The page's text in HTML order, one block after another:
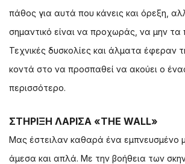
πάθος για αυτά που κάνεις και όρεξη,
σημαντικό είναι να προχωράς, να μην
Τεχνικές δυσκολίες και άλματα έφεραν
κοντά στο να προσπαθεί να ακούει ο
περισσότερο.
ΣΤΗΡΙΞΗ ΛΑΡΙΣΑ «THE WALL»
Μας έστειλαν καθαρά ένα εμπνευσμένο
άμεσα και απλά. Με την βοήθεια των